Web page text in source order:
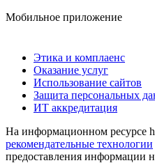
Мобильное приложение
Этика и комплаенс
Оказание услуг
Использование сайтов
Защита персональных
ИТ аккредитация
На информационном ресурсе
рекомендательные технологии
предоставления информации